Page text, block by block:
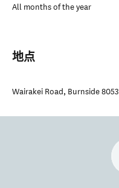
All months of the year
地点
Wairakei Road, Burnside 8053